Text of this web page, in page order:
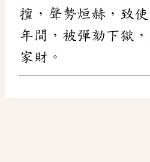
擅，聲勢烜赫，致
年間，被彈劾下獄
家財。